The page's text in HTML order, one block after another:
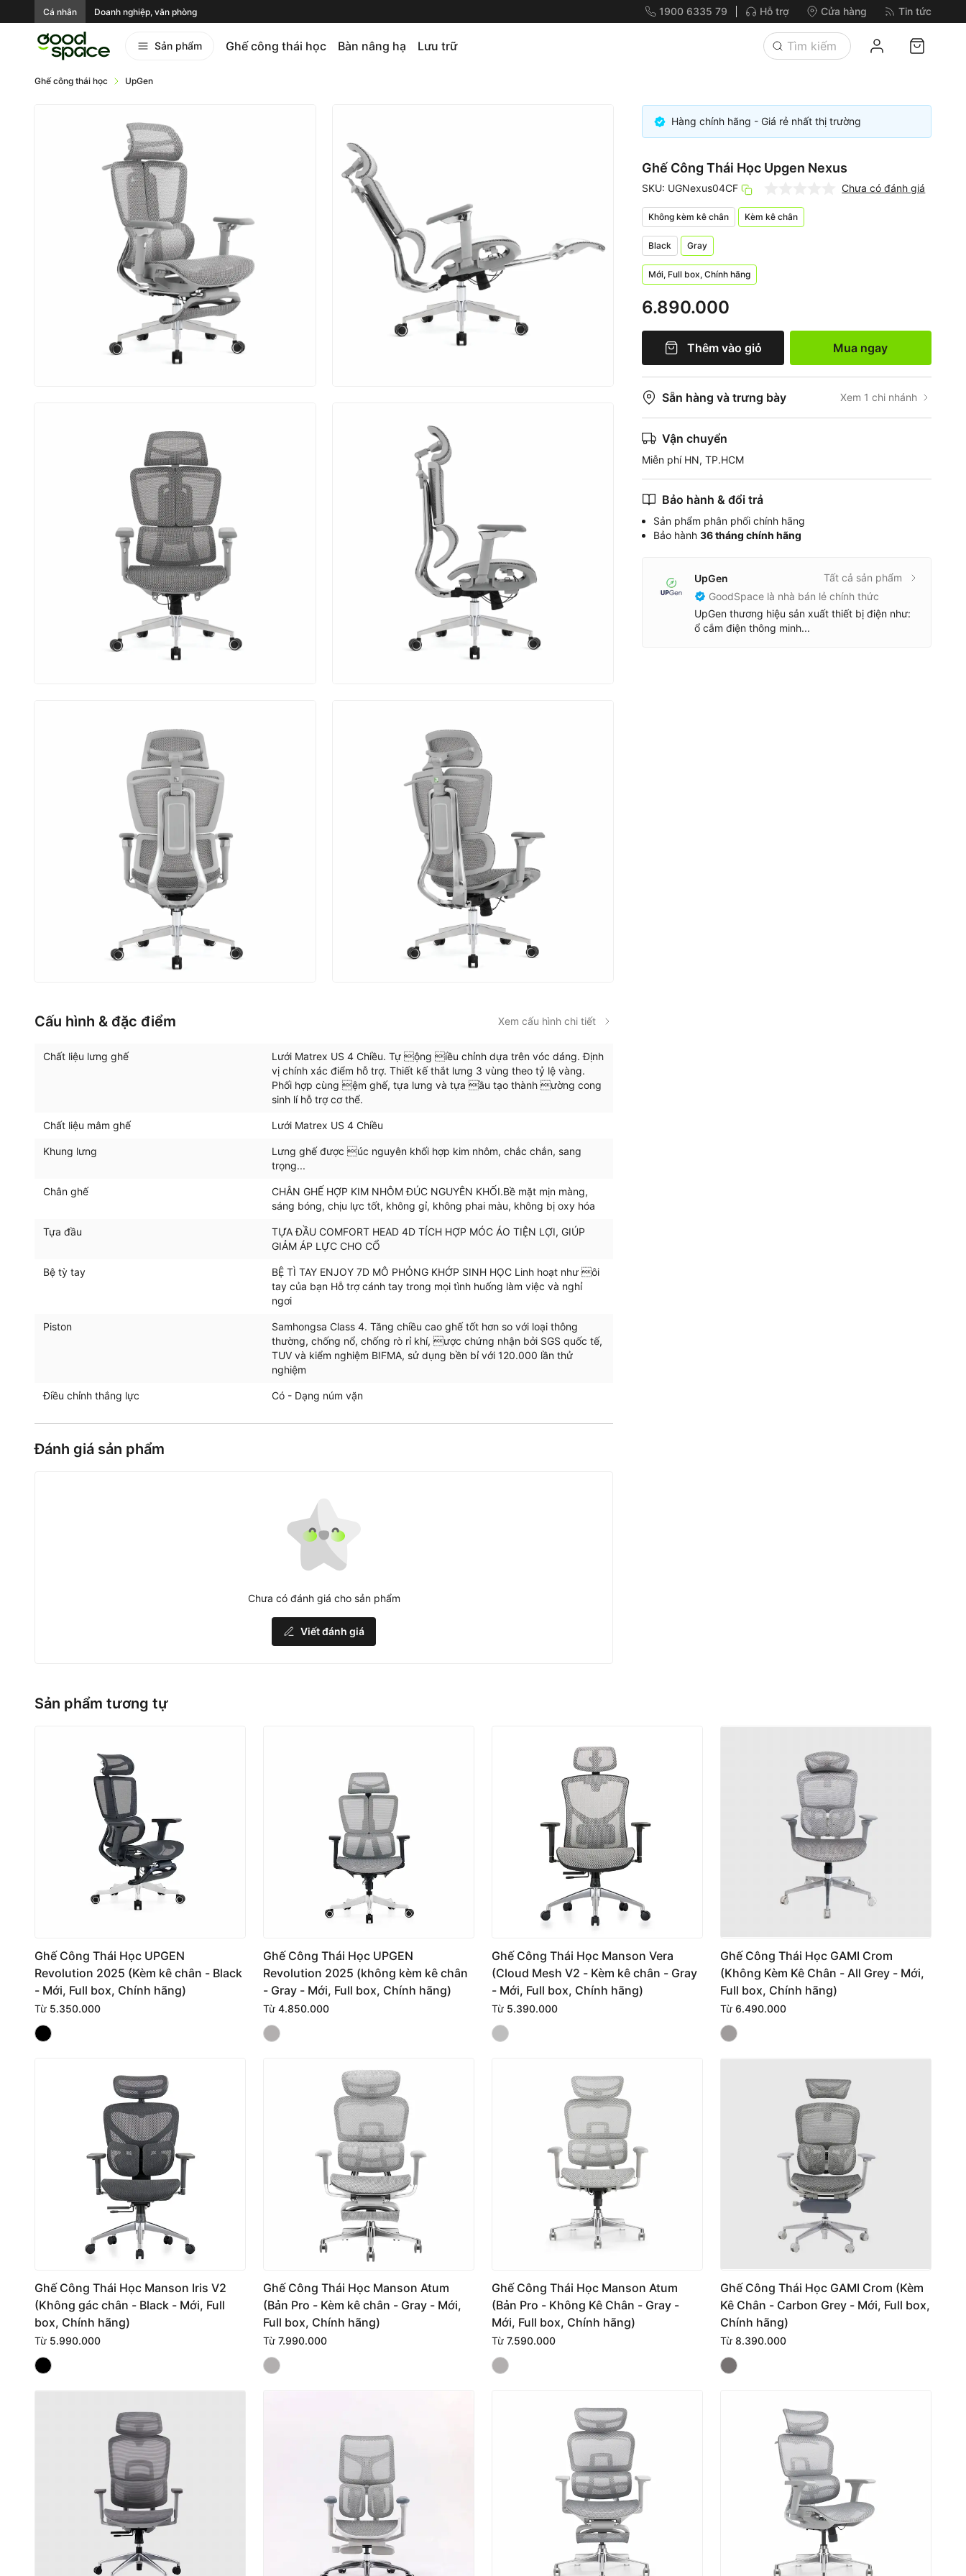
Cá nhân Doanh nghiệp, văn phòng 1900 6335 79 Hỗ trợ Cửa hàng Tin tức
Sản phẩm Ghế công thái học Bàn nâng hạ Lưu trữ
Ghế công thái học UpGen
Hàng chính hãng - Giá rẻ nhất thị trường
Ghế Công Thái Học Upgen Nexus
SKU: UGNexus04CF Chưa có đánh giá
Không kèm kê chân Kèm kê chân
Black Gray
Mới, Full box, Chính hãng
6.890.000
Thêm vào giỏ Mua ngay
Sẵn hàng và trưng bày Xem 1 chi nhánh
Vận chuyển
Miễn phí HN, TP.HCM
Bảo hành & đổi trả
Sản phẩm phân phối chính hãng
Bảo hành36 tháng chính hãng
UpGen
Tất cả sản phẩm
GoodSpace là nhà bán lẻ chính thức
UpGen thương hiệu sản xuất thiết bị điện như:
ổ cắm điện thông minh...
Cấu hình & đặc điểm Xem cấu hình chi tiết
Chất liệu lưng ghế
Lưới Matrex US 4 Chiều. Tự ộng iều chỉnh dựa trên vóc dáng. Định
vị chính xác điểm hỗ trợ. Thiết kế thắt lưng 3 vùng theo tỷ lệ vàng.
Phối hợp cùng ệm ghế, tựa lưng và tựa ầu tạo thành ường cong
sinh lí hỗ trợ cơ thể.
Chất liệu mâm ghế Lưới Matrex US 4 Chiều
Khung lưng
Lưng ghế được úc nguyên khối hợp kim nhôm, chắc chắn, sang
trọng...
Chân ghế
CHÂN GHẾ HỢP KIM NHÔM ĐÚC NGUYÊN KHỐI.Bề mặt mịn màng,
sáng bóng, chịu lực tốt, không gỉ, không phai màu, không bị oxy hóa
Tựa đầu
TỰA ĐẦU COMFORT HEAD 4D TÍCH HỢP MÓC ÁO TIỆN LỢI, GIÚP
GIẢM ÁP LỰC CHO CỔ
Bệ tỳ tay
BỆ TÌ TAY ENJOY 7D MÔ PHỎNG KHỚP SINH HỌC Linh hoạt như ôi
tay của bạn Hỗ trợ cánh tay trong mọi tình huống làm việc và nghỉ
ngơi
Piston
Samhongsa Class 4. Tăng chiều cao ghế tốt hơn so với loại thông
thường, chống nổ, chống rò rỉ khí, ược chứng nhận bởi SGS quốc tế,
TUV và kiểm nghiệm BIFMA, sử dụng bền bỉ với 120.000 lần thử
nghiệm
Điều chỉnh thắng lực Có - Dạng núm vặn
Đánh giá sản phẩm
Chưa có đánh giá cho sản phẩm
Viết đánh giá
Sản phẩm tương tự
Ghế Công Thái Học UPGEN
Revolution 2025 (Kèm kê chân - Black
- Mới, Full box, Chính hãng)
Từ 5.350.000
Ghế Công Thái Học UPGEN
Revolution 2025 (không kèm kê chân
- Gray - Mới, Full box, Chính hãng)
Từ 4.850.000
Ghế Công Thái Học Manson Vera
(Cloud Mesh V2 - Kèm kê chân - Gray
- Mới, Full box, Chính hãng)
Từ 5.390.000
Ghế Công Thái Học GAMI Crom
(Không Kèm Kê Chân - All Grey - Mới,
Full box, Chính hãng)
Từ 6.490.000
Ghế Công Thái Học Manson Iris V2
(Không gác chân - Black - Mới, Full
box, Chính hãng)
Từ 5.990.000
Ghế Công Thái Học Manson Atum
(Bản Pro - Kèm kê chân - Gray - Mới,
Full box, Chính hãng)
Từ 7.990.000
Ghế Công Thái Học Manson Atum
(Bản Pro - Không Kê Chân - Gray -
Mới, Full box, Chính hãng)
Từ 7.590.000
Ghế Công Thái Học GAMI Crom (Kèm
Kê Chân - Carbon Grey - Mới, Full box,
Chính hãng)
Từ 8.390.000